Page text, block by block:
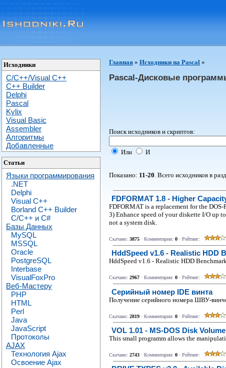
Исходники
C/C++/Visual C++
С++ Builder
Delphi
Pascal
Kylix
Visual Basic
Assembler
Алгоритмы
Добавленные
Статьи
Языки программирования
.NET
Delphi
Visual C++
Borland C++ Builder
C/С++ и C#
Базы Данных
MySQL
MSSQL
Oracle
PostgreSQL
Interbase
VisualFoxPro
Веб-Мастеру
PHP
HTML
Perl
Java
JavaScript
Протоколы
AJAX
Технология Ajax
Освоение Ajax
Главная » Исходники на Pascal »
Pascal-Дисковые
Поиск исходников и скриптов:
Или И
Показано: 11-20 . Всего исходников в
FDFORMAT 1.8 - Higher
FDFORMAT is a replacement for the
3) Enhance speed of your diskette I/O up
not a system disk.
Скачано: 3875 · Комментарии: 0 · Рейтинг:
HddSpeed v1.6 - Realistic HDD
HddSpeed v1.6 - Realistic HDD
Скачано: 2967 · Комментарии: 0 · Рейтинг:
Серийный номер IDE винта
Получение серийного номера ШВУ-
Скачано: 2819 · Комментарии: 0 · Рейтинг:
VOL 1.01 - MS-DOS Disk
This small programm allows the
Скачано: 2743 · Комментарии: 0 · Рейтинг: